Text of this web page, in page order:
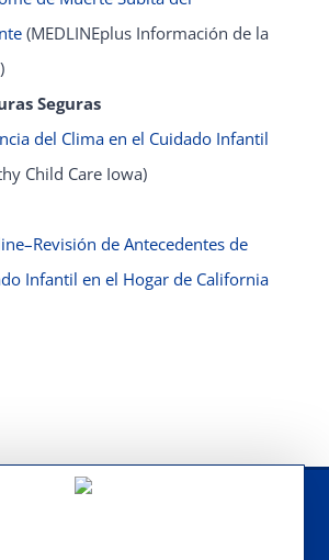
(MEDLINEplus Información de la
Seguras
del Clima en el Cuidado Infantil
Child Care Iowa)
de Antecedentes de
Infantil en el Hogar de California